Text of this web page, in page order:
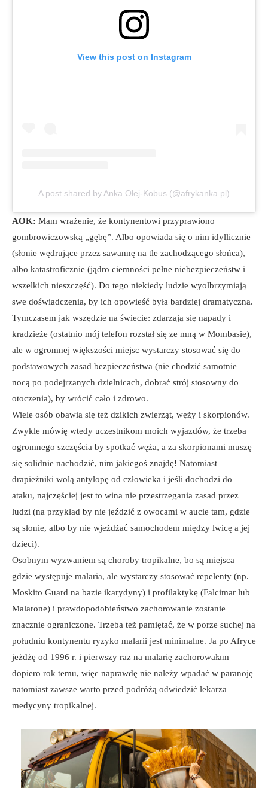
View this post on Instagram
A post shared by Anka Olej-Kobus (@afrykanka.pl)
AOK: Mam wrażenie, że kontynentowi przyprawiono
gombrowiczowską „gębę”. Albo opowiada się o nim idyllicznie
(słonie wędrujące przez sawannę na tle zachodzącego słońca),
albo katastroficznie (jądro ciemności pełne niebezpieczeństw i
wszelkich nieszczęść). Do tego niekiedy ludzie wyolbrzymiają
swe doświadczenia, by ich opowieść była bardziej dramatyczna.
Tymczasem jak wszędzie na świecie: zdarzają się napady i
kradzieże (ostatnio mój telefon rozstał się ze mną w Mombasie),
ale w ogromnej większości miejsc wystarczy stosować się do
podstawowych zasad bezpieczeństwa (nie chodzić samotnie
nocą po podejrzanych dzielnicach, dobrać strój stosowny do
otoczenia), by wrócić cało i zdrowo.
Wiele osób obawia się też dzikich zwierząt, węży i skorpionów.
Zwykle mówię wtedy uczestnikom moich wyjazdów, że trzeba
ogromnego szczęścia by spotkać węża, a za skorpionami muszę
się solidnie nachodzić, nim jakiegoś znajdę! Natomiast
drapieżniki wolą antylopę od człowieka i jeśli dochodzi do
ataku, najczęściej jest to wina nie przestrzegania zasad przez
ludzi (na przykład by nie jeździć z owocami w aucie tam, gdzie
są słonie, albo by nie wjeżdżać samochodem między lwicę a jej
dzieci).
Osobnym wyzwaniem są choroby tropikalne, bo są miejsca
gdzie występuje malaria, ale wystarczy stosować repelenty (np.
Moskito Guard na bazie ikarydyny) i profilaktykę (Falcimar lub
Malarone) i prawdopodobieństwo zachorowanie zostanie
znacznie ograniczone. Trzeba też pamiętać, że w porze suchej na
południu kontynentu ryzyko malarii jest minimalne. Ja po Afryce
jeżdżę od 1996 r. i pierwszy raz na malarię zachorowałam
dopiero rok temu, więc naprawdę nie należy wpadać w paranoję
natomiast zawsze warto przed podróżą odwiedzić lekarza
medycyny tropikalnej.